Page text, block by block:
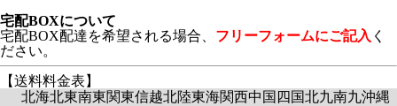
宅配BOXについて
宅配BOX配達を希望される場合、 フリーフォームにご記入 く
ださい。
【送料料金表】
北海北東南東関東信越北陸東海関西中国 四国北九南九沖縄